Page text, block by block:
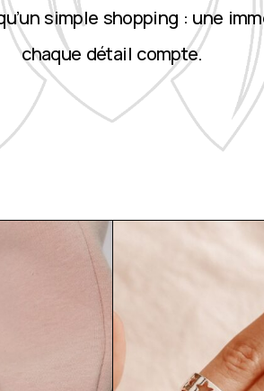
simple shopping : une
chaque détail compte.